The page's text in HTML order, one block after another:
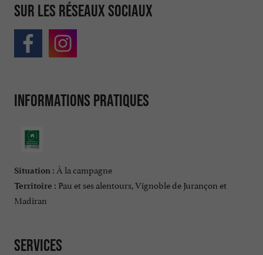
Sur les réseaux sociaux
Informations pratiques
Situation : À la campagne
Territoire : Pau et ses alentours, Vignoble de Jurançon et
Madiran
Services